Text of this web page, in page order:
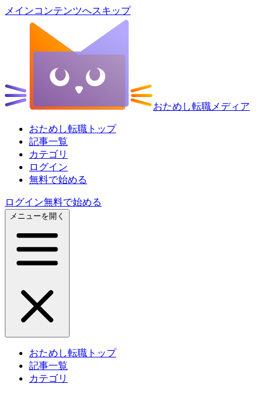
メインコンテンツへスキップ
おためし転職メディア
おためし転職トップ
記事一覧
カテゴリ
ログイン
無料で始める
ログイン無料で始める
メニューを開く
おためし転職トップ
記事一覧
カテゴリ